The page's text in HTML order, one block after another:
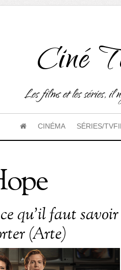
Ciné
Les films et les séries,
CINÉMA SÉRIES/
qu’il faut
(Arte)